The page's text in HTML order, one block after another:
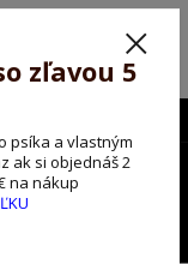
tomto období máme
ospravedlnenie.
pozorpes5 !!!
0,00 EUR
zľavou 5
psíka a vlastným
ak si objednáš 2
na nákup